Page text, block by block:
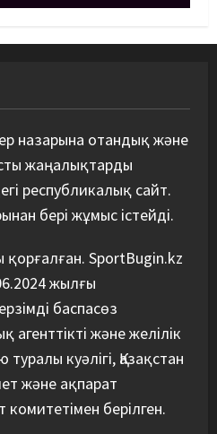
Снайдер мен Тажудинов
бас бапкері
назарына отандық және
жаңалықтарды
республикалық сайт.
бері жұмыс істейді.
SportBugin.kz
жылғы
баспасөз
және желілік
куәлігі, Қазақстан
және ақпарат
комитетімен берілген.